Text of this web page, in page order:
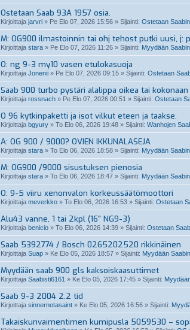
Ostetaan Saab 93A 1957 osia.
Kirjoittaja jarvri » Pe Elo 07, 2026 15:56 » Sijainti: Ostetaan
M: OG900 ilmastoinnin tai ohj tehost putki uusi, j:
Kirjoittaja stara » Pe Elo 07, 2026 11:26 » Sijainti: Myydään
O: ng 9-3 my10 vasen etulokasuoja
Kirjoittaja Jonenii » Pe Elo 07, 2026 09:15 » Sijainti: Ostetaan
Saab 900 turbo pystäri alalippa oikea tai kokonaan
Kirjoittaja rossnach » Pe Elo 07, 2026 00:51 » Sijainti: Ostetaan
O 96 kytkinpaketti ja isot vilkut eteen ja taakse.
Kirjoittaja bgyury » To Elo 06, 2026 19:48 » Sijainti: Wanhojen
A: OG 900 / 9000? OVIEN IKKUNALASEJA
Kirjoittaja stara » To Elo 06, 2026 18:58 » Sijainti: Myydään
M: OG900 /9000 sisustuksen pienosia
Kirjoittaja stara » To Elo 06, 2026 18:47 » Sijainti: Myydään
O: 9-5 viiru xenonvalon korkeussäätömoottori
Kirjoittaja meverkko » To Elo 06, 2026 16:53 » Sijainti: Ostetaan
Alu43 vanne, 1 tai 2kpl (16" NG9-3)
Kirjoittaja benicio » To Elo 06, 2026 14:39 » Sijainti: Ostetaan
Saab 5392774 / Bosch 0265202520 rikkinäinen
Kirjoittaja Suap » Ke Elo 05, 2026 18:57 » Sijainti: Myydään
Myydään saab 900 gls kaksoiskaasuttimet
Kirjoittaja Saabisti6161 » Ke Elo 05, 2026 17:45 » Sijainti:
Saab 9-3 2004 2.2 tid
Kirjoittaja sinnernotasaint » Ke Elo 05, 2026 16:56 » Sijainti:
Takaiskunvaimentimen kumipusla 5059530 –